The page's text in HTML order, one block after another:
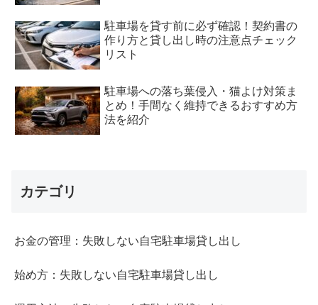
駐車場を貸す前に必ず確認！契約書の
作り方と貸し出し時の注意点チェック
リスト
駐車場への落ち葉侵入・猫よけ対策ま
とめ！手間なく維持できるおすすめ方
法を紹介
カテゴリ
お金の管理：失敗しない自宅駐車場貸し出し
始め方：失敗しない自宅駐車場貸し出し